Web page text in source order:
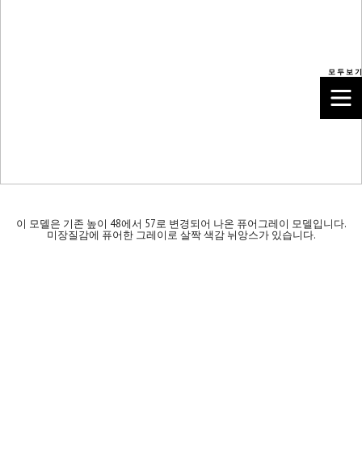
이 모델은 기존 높이 48에서 57로 변경되어 나온 퓨어그레이 모델입니다.
미장질감에 퓨어한 그레이로 살짝 색감 뉘앙스가 있습니다.
모 두 보 기